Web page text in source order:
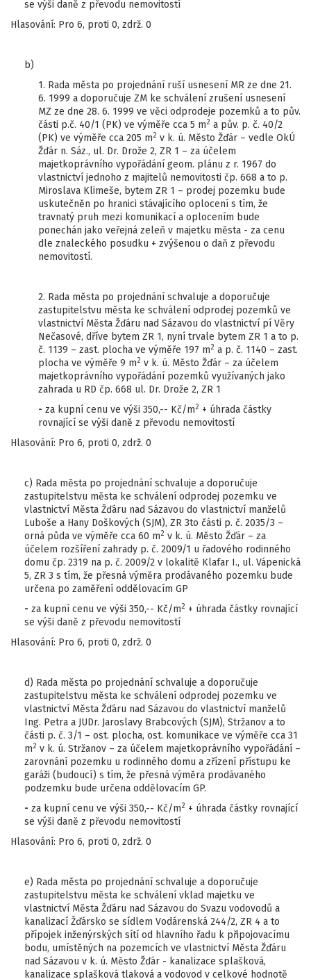
se výši daně z převodu nemovitostí
Hlasování: Pro 6, proti 0, zdrž. 0
b)
1. Rada města po projednání ruší usnesení MR ze dne 21.
6. 1999 a doporučuje ZM ke schválení zrušení usnesení
MZ ze dne 28. 6. 1999 ve věci odprodeje pozemků a to pův.
části p.č. 40/1 (PK) ve výměře cca 5 m2 a pův. p. č. 40/2
(PK) ve výměře cca 205 m2 v k. ú. Město Žďár – vedle OkÚ
Žďár n. Sáz., ul. Dr. Drože 2, ZR 1 – za účelem
majetkoprávního vypořádání geom. plánu z r. 1967 do
vlastnictví jednoho z majitelů nemovitosti čp. 668 a to p.
Miroslava Klimeše, bytem ZR 1 – prodej pozemku bude
uskutečněn po hranici stávajícího oplocení s tím, že
travnatý pruh mezi komunikací a oplocením bude
ponechán jako veřejná zeleň v majetku města - za cenu
dle znaleckého posudku + zvýšenou o daň z převodu
nemovitostí.
2. Rada města po projednání schvaluje a doporučuje
zastupitelstvu města ke schválení odprodej pozemků ve
vlastnictví Města Žďáru nad Sázavou do vlastnictví pí Věry
Nečasové, dříve bytem ZR 1, nyní trvale bytem ZR 1 a to p.
č. 1139 – zast. plocha ve výměře 197 m2 a p. č. 1140 – zast.
plocha ve výměře 9 m2 v k. ú. Město Žďár – za účelem
majetkoprávního vypořádání pozemků využívaných jako
zahrada u RD čp. 668 ul. Dr. Drože 2, ZR 1
- za kupní cenu ve výši 350,-- Kč/m2 + úhrada částky
rovnající se výši daně z převodu nemovitostí
Hlasování: Pro 6, proti 0, zdrž. 0
c) Rada města po projednání schvaluje a doporučuje
zastupitelstvu města ke schválení odprodej pozemku ve
vlastnictví Města Žďáru nad Sázavou do vlastnictví manželů
Luboše a Hany Doškových (SJM), ZR 3to části p. č. 2035/3 –
orná půda ve výměře cca 60 m2 v k. ú. Město Žďár – za
účelem rozšíření zahrady p. č. 2009/1 u řadového rodinného
domu čp. 2319 na p. č. 2009/2 v lokalitě Klafar I., ul. Vápenická
5, ZR 3 s tím, že přesná výměra prodávaného pozemku bude
určena po zaměření oddělovacím GP
- za kupní cenu ve výši 350,-- Kč/m2 + úhrada částky rovnající
se výši daně z převodu nemovitostí
Hlasování: Pro 6, proti 0, zdrž. 0
d) Rada města po projednání schvaluje a doporučuje
zastupitelstvu města ke schválení odprodej pozemku ve
vlastnictví Města Žďáru nad Sázavou do vlastnictví manželů
Ing. Petra a JUDr. Jaroslavy Brabcových (SJM), Stržanov a to
části p. č. 3/1 – ost. plocha, ost. komunikace ve výměře cca 31
m2 v k. ú. Stržanov – za účelem majetkoprávního vypořádání –
zarovnání pozemku u rodinného domu a zřízení přístupu ke
garáži (budoucí) s tím, že přesná výměra prodávaného
podzemku bude určena oddělovacím GP.
- za kupní cenu ve výši 350,-- Kč/m2 + úhrada částky rovnající
se výši daně z převodu nemovitostí
Hlasování: Pro 6, proti 0, zdrž. 0
e) Rada města po projednání schvaluje a doporučuje
zastupitelstvu města ke schválení vklad majetku ve
vlastnictví Města Žďáru nad Sázavou do Svazu vodovodů a
kanalizací Žďársko se sídlem Vodárenská 244/2, ZR 4 a to
přípojek inženýrských sítí od hlavního řadu k připojovacímu
bodu, umístěných na pozemcích ve vlastnictví Města Žďáru
nad Sázavou v k. ú. Město Žďár - kanalizace splašková,
kanalizace splašková tlaková a vodovod v celkové hodnotě